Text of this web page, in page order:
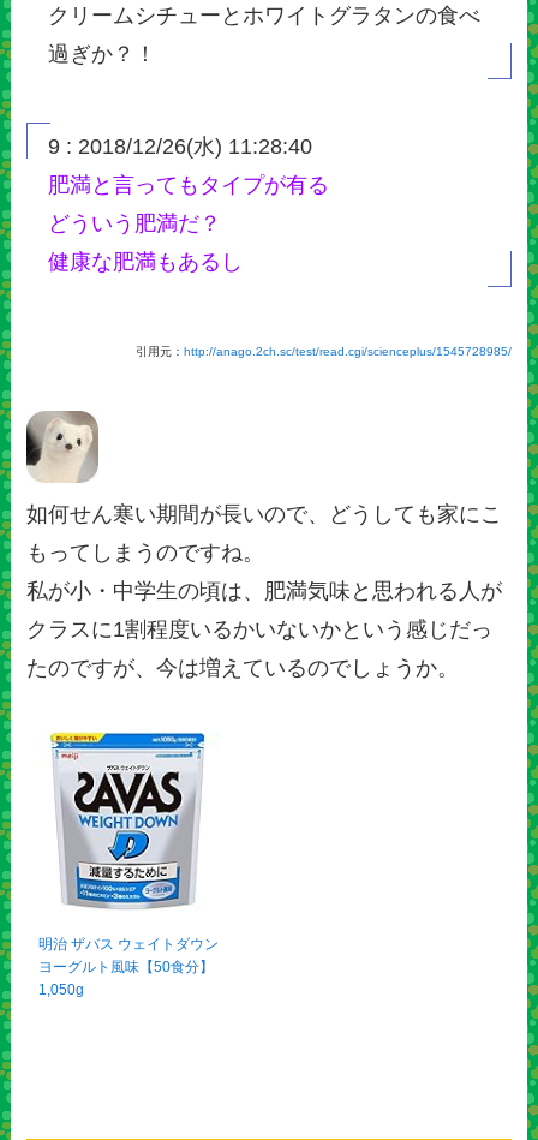
クリームシチューとホワイトグラタンの食べ
過ぎか？！
9 : 2018/12/26(水) 11:28:40
肥満と言ってもタイプが有る
どういう肥満だ？
健康な肥満もあるし
引用元： http://anago.2ch.sc/test/read.cgi/scienceplus/1545728985/
如何せん寒い期間が長いので、どうしても家にこ
もってしまうのですね。
私が小・中学生の頃は、肥満気味と思われる人が
クラスに1割程度いるかいないかという感じだっ
たのですが、今は増えているのでしょうか。
明治 ザバス ウェイトダウン
ヨーグルト風味【50食分】
1,050g